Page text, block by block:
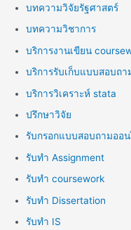
บทความวิจัยรัฐศาสตร์
บทความวิชาการ
บริการงานเขียน
บริการรับเก็บแบบสอบถา
บริการวิเคราะห์ stata
ปรึกษาวิจัย
รับกรอกแบบสอบถามออ
รับทำ Assignment
รับทำ coursework
รับทำ Dissertation
รับทำ IS